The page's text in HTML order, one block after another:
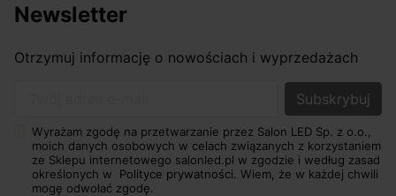
Newsletter
Otrzymuj informację o nowościach i wyprzedażach
Wyrażam zgodę na przetwarzanie przez Salon LED Sp. z o.o.,
moich danych osobowych w celach związanych z korzystaniem
ze Sklepu internetowego salonled.pl w zgodzie i według zasad
określonych w Polityce prywatności. Wiem, że w każdej chwili
mogę odwołać zgodę.